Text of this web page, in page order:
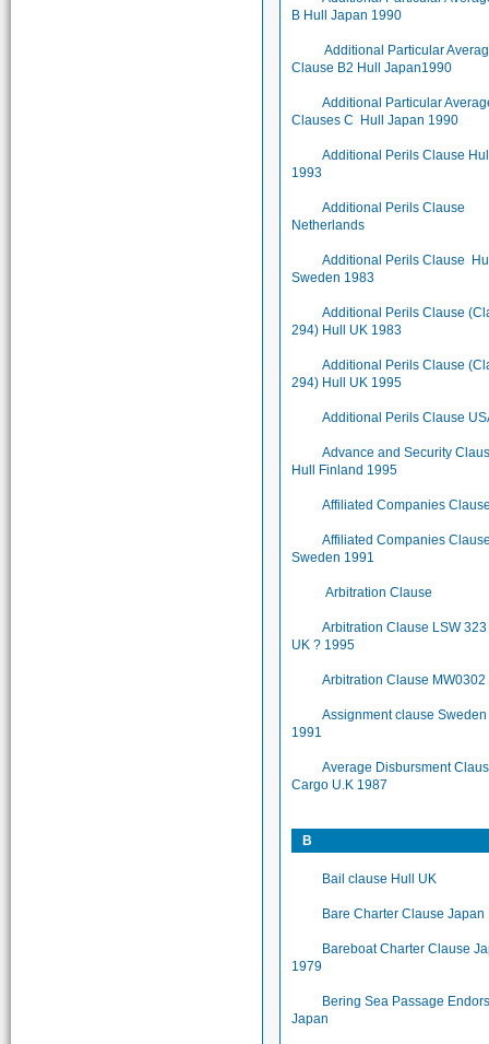
B Hull Japan 1990
Additional Particular
Clause B2 Hull Japan1990
Additional Particular
Clauses C Hull Japan 1990
Additional Perils Clause
1993
Additional Perils Clause
Netherlands
Additional Perils Clause
Sweden 1983
Additional Perils Clause
294) Hull UK 1983
Additional Perils Clause
294) Hull UK 1995
Additional Perils Clause
Advance and Security
Hull Finland 1995
Affiliated Companies
Affiliated Companies
Sweden 1991
Arbitration Clause
Arbitration Clause LSW
UK ? 1995
Arbitration Clause
Assignment clause Sweden
1991
Average Disbursment
Cargo U.K 1987
B
Bail clause Hull UK
Bare Charter Clause Japan
Bareboat Charter Clause
1979
Bering Sea Passage
Japan